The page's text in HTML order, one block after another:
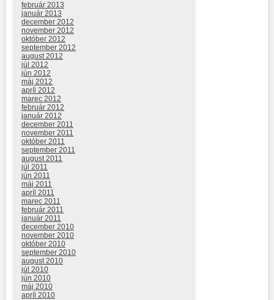
február 2013
január 2013
december 2012
november 2012
október 2012
september 2012
august 2012
júl 2012
jún 2012
máj 2012
apríl 2012
marec 2012
február 2012
január 2012
december 2011
november 2011
október 2011
september 2011
august 2011
júl 2011
jún 2011
máj 2011
apríl 2011
marec 2011
február 2011
január 2011
december 2010
november 2010
október 2010
september 2010
august 2010
júl 2010
jún 2010
máj 2010
apríl 2010